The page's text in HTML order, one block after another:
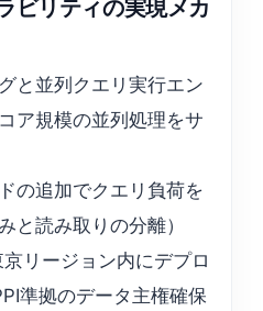
ビリティの実現メカ
と並列クエリ実行エン
ア規模の並列処理をサ
の追加でクエリ負荷を
と読み取りの分離）
リージョン内にデプロ
準拠のデータ主権確保